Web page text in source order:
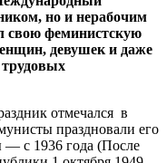
но и нерабочим
свою феминистскую
девушек и даже
отмечался в
праздновали его
— с 1936 года (После